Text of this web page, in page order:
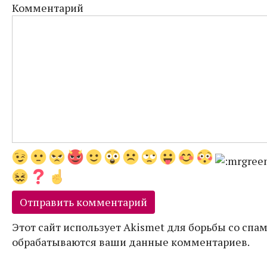
Комментарий
Этот сайт использует Akismet для борьбы со
обрабатываются ваши данные комментариев.